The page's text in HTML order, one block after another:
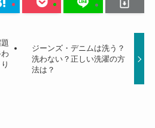
ジーンズ・デニムは洗う？
洗わない？正しい洗濯の方
法は？